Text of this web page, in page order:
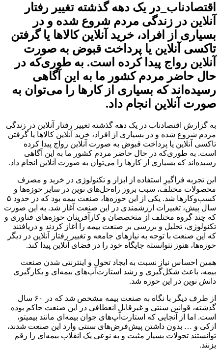
اقتصادناب_در یک دهه گذشته تغییر رفتار
آنلاین در زندگی مردم شروع شده و در
بسیاری از افراد، خرید آنلاین کالاها یا گرفتن
تاکسی آنلاین یا پرداخت قبوض به صورت
آنلاین رواج پیدا کرده است. به طوری‌که در
حال حاضر مردم کشور ما به این آگاهی
رسیده‌اند که بسیاری از کارها را می‌توان به
صورت آنلاین انجام داد.
به گزارش اقتصادناب در یک دهه گذشته تغییر رفتار آنلاین در زندگی
مردم شروع شده و در بسیاری از افراد، خرید آنلاین کالاها یا گرفتن
تاکسی آنلاین یا پرداخت قبوض به صورت آنلاین رواج پیدا کرده
است. به طوری‌که در حال حاضر مردم کشور ما به این آگاهی
رسیده‌اند که بسیاری از کارها را می‌توان به صورت آنلاین انجام داد.
این تجربه فراگیرِ استفاده از ابزار و تکنولوژی در خرید و مصرف
محصولات مختلف، سبب بروز راه‌حل‌های نوین در سایر حوزه‌ها و
کسب‌و‌کارها شد. یکی از این حوزه‌ها، صنعت بیمه بود که در حدود ۵
سال پیش، تغییرات ارزشمندی در این صنعت آغاز شد. به این صورت
که چند گروه مختلف از متخصصان و کارآفرینان حوزه‌های فناوری و
تکنولوژی، تحلیل و بررسی بر صنعت بیمه را آغاز کردند و دریافتند
که این صنعت با توجه به نیازهای جامعه و تغییر رفتار آنلاین در دیگر
حوزه‌ها، هنوز نتوانسته جایگاه خود را در فضای آنلاین پیدا کند.
همین احساس نیاز نسبت به ایجاد تحول و اینترنتی شدن صنعت
بیمه، باعث شکل‌گیری و رشد استارت‌‌آپ‌های بیمه‌ای و بکارگیری
دانش نوین در این حوزه شد.
از طرف دیگر با نگاه به صنعت بیمه مشخص شد که در ۶۰ سال
گذشته، قوانین سنتی و غیرقابل انعطافی در این صنعت حاکم بوده
است. اما از آنجایی که استارت‌آپ‌های جوان بیمه‌ای مانند بیمیتو،
ازکی و … بدون داشتن پیش‌فرض‌های سنتی وارد این صنعت شدند،
توانستند تحولات بسیار مثبت و به نوعی یک انقلاب بیمه‌ای را رقم
بزنند.